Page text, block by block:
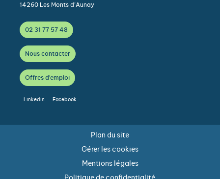
14260 Les Monts d’Aunay
02 31 77 57 48
Nous contacter
Offres d'emploi
Linkedin Facebook
Plan du site
Gérer les cookies
Mentions légales